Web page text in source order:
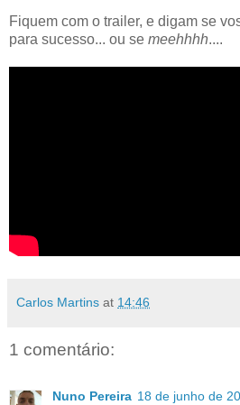
Fiquem com o trailer, e digam se
para sucesso... ou se meehhhh....
Carlos Martins at 14:46
1 comentário:
Nuno Pereira 18 de junho de